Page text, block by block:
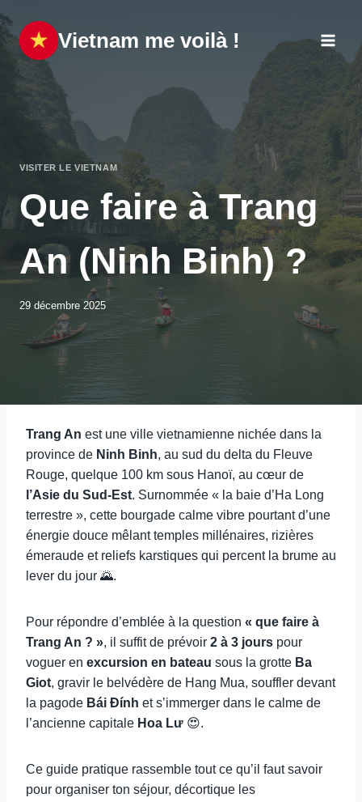
au
contenu
Vietnam me voilà !
VISITER LE VIETNAM
Que faire à Trang
An (Ninh Binh) ?
29 décembre 2025
Trang An est une ville vietnamienne nichée dans la
province de Ninh Binh, au sud du delta du Fleuve
Rouge, quelque 100 km sous Hanoï, au cœur de
l’Asie du Sud-Est. Surnommée « la baie d’Ha Long
terrestre », cette bourgade calme vibre pourtant d’une
énergie douce mêlant temples millénaires, rizières
émeraude et reliefs karstiques qui percent la brume au
lever du jour 🌄.
Pour répondre d’emblée à la question « que faire à
Trang An ? », il suffit de prévoir 2 à 3 jours pour
voguer en excursion en bateau sous la grotte Ba
Giot, gravir le belvédère de Hang Mua, souffler devant
la pagode Bái Đính et s’immerger dans le calme de
l’ancienne capitale Hoa Lư 😍.
Ce guide pratique rassemble tout ce qu’il faut savoir
pour organiser ton séjour, décortique les